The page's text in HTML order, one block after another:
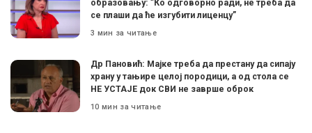
образовању: ”Ко одговорно ради, не треба да
се плаши да ће изгубити лиценцу”
3 мин за читање
Др Пановић: Мајке треба да престану да сипају
храну у тањире целој породици, а од стола се
НЕ УСТАЈЕ док СВИ не заврше оброк
10 мин за читање